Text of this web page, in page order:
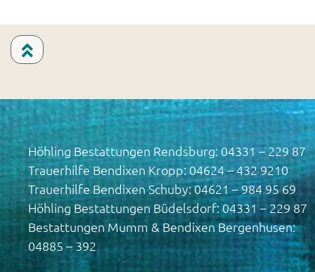
Höhling Bestattungen Rendsburg: 04331 – 229 87
Trauerhilfe Bendixen Kropp: 04624 – 432 9210
Trauerhilfe Bendixen Schuby: 04621 – 984 95 69
Höhling Bestattungen Büdelsdorf: 04331 – 229 87
Bestattungen Mumm & Bendixen Bergenhusen:
04885 – 392